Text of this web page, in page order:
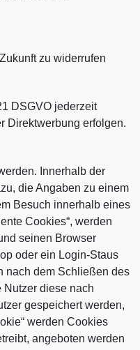
zu widerrufen
DSGVO jederzeit
Direktwerbung erfolgen.
Innerhalb der
die Angaben zu einem
Besuch innerhalb eines
Cookies“, werden
seinen Browser
oder ein Login-Staus
nach dem Schließen des
Nutzer diese nach
gespeichert werden,
werden Cookies
angeboten werden